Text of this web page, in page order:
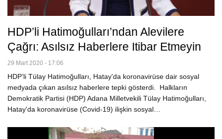
HDP’li Hatimoğulları’ndan Alevilere
Çağrı: Asılsız Haberlere Itibar Etmeyin
29 Mart 2020 - 17:06
HDP’li Tülay Hatimoğulları, Hatay'da koronavirüse dair sosyal
medyada çıkan asılsız haberlere tepki gösterdi. Halkların
Demokratik Partisi (HDP) Adana Milletvekili Tülay Hatimoğulları,
Hatay'da koronavirüse (Covid-19) ilişkin sosyal…